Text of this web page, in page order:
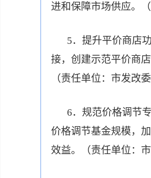
进和保障市场供应。
5．提升平价商店
接，创建示范平价商店
（责任单位：市发改
6．规范价格调节
价格调节基金规模，
效益。（责任单位：